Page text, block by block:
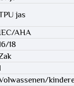
jas
AHA
18